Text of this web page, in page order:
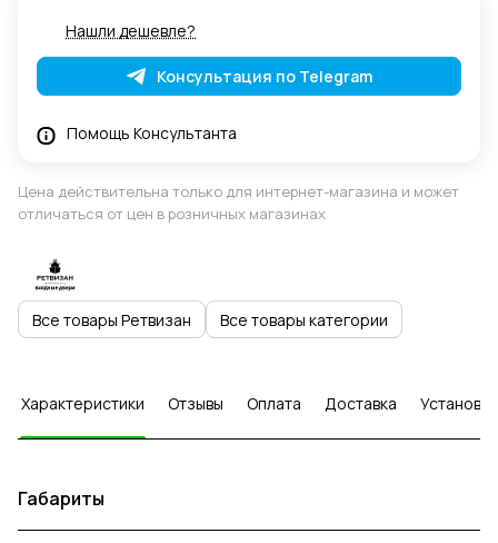
Нашли дешевле?
Консультация по Telegram
Помощь Консультанта
Цена действительна только для интернет-магазина и может
отличаться от цен в розничных магазинах
Все товары Ретвизан Все товары категории
Характеристики Отзывы Оплата Доставка Установка
Габариты